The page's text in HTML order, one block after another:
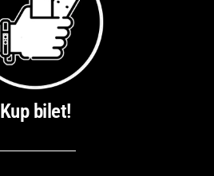
Kup bilet!